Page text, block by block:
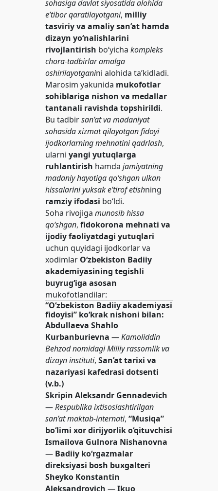
sohasiga davlat siyosatida alohida
e’tibor qaratilayotgani, milliy
tasviriy va amaliy san’at hamda
dizayn yo‘nalishlarini
rivojlantirish bo‘yichakompleks
chora-tadbirlar amalga
oshirilayotganini alohida ta’kidladi.
Marosim yakunida mukofotlar
sohiblariga nishon va medallar
tantanali ravishda topshirildi.
Bu tadbirsan’at va madaniyat
sohasida xizmat qilayotgan fidoyi
ijodkorlarning mehnatini qadrlash,
ularniyangi yutuqlarga
ruhlantirish hamdajamiyatning
madaniy hayotiga qo‘shgan ulkan
hissalarini yuksak e’tirof etishning
ramziy ifodasi bo‘ldi.
Soha rivojigamunosib hissa
qo‘shgan,fidokorona mehnati va
ijodiy faoliyatdagi yutuqlari
uchun quyidagi ijodkorlar va
xodimlar O‘zbekiston Badiiy
akademiyasining tegishli
buyrug‘iga asosan
mukofotlandilar:
“O‘zbekiston Badiiy akademiyasi
fidoyisi” ko‘krak nishoni bilan:
Abdullaeva Shahlo
Kurbanburievna —Kamoliddin
Behzod nomidagi Milliy rassomlik va
dizayn instituti,San’at tarixi va
nazariyasi kafedrasi dotsenti
(v.b.)
Skripin Aleksandr Gennadevich
—Respublika ixtisoslashtirilgan
san’at maktab-internati,“Musiqa”
bo‘limi xor dirijyorlik o‘qituvchisi
Ismailova Gulnora Nishanovna
— Badiiy ko‘rgazmalar
direksiyasi bosh buxgalteri
Sheyko Konstantin
Aleksandrovich —Ikuo